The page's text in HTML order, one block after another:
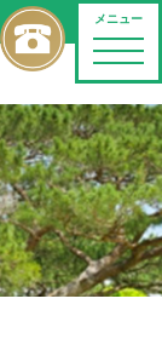
メニュー
toggle